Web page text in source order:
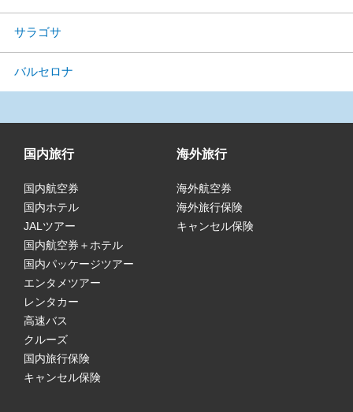
サラゴサ
バルセロナ
国内旅行
国内航空券
国内ホテル
JALツアー
国内航空券＋ホテル
国内パッケージツアー
エンタメツアー
レンタカー
高速バス
クルーズ
国内旅行保険
キャンセル保険
海外旅行
海外航空券
海外旅行保険
キャンセル保険